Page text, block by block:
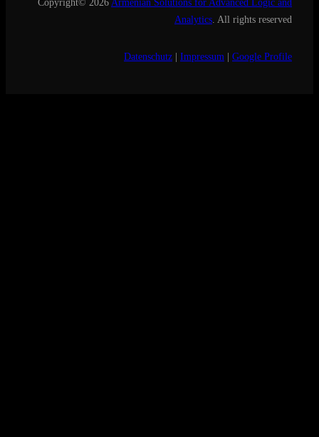
Copyright© 2026 Armenian Solutions for Advanced Logic and
Analytics . All rights reserved
Datenschutz Impressum Google Profile